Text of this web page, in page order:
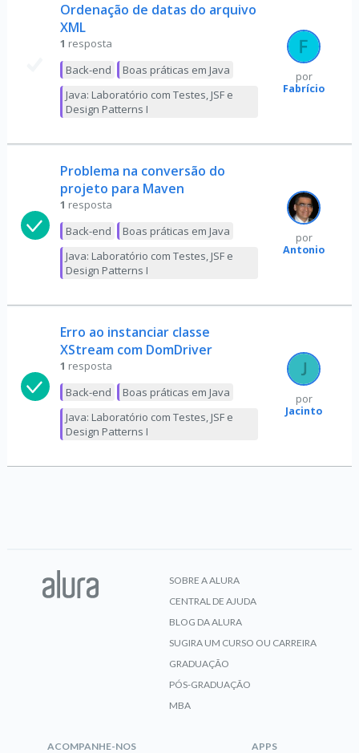
Ordenação de datas do arquivo
XML
1 resposta
Back-end
Boas práticas em Java
Java: Laboratório com Testes, JSF e
Design Patterns I
por
Fabrício
Problema na conversão do
projeto para Maven
1 resposta
Back-end
Boas práticas em Java
Java: Laboratório com Testes, JSF e
Design Patterns I
por
Antonio
Erro ao instanciar classe
XStream com DomDriver
1 resposta
Back-end
Boas práticas em Java
Java: Laboratório com Testes, JSF e
Design Patterns I
por
Jacinto
SOBRE A ALURA
CENTRAL DE AJUDA
BLOG DA ALURA
SUGIRA UM CURSO OU CARREIRA
GRADUAÇÃO
PÓS-GRADUAÇÃO
MBA
ACOMPANHE-NOS APPS